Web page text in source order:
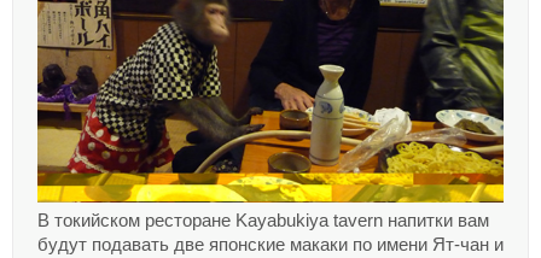
В токийском ресторане Kayabukiya tavern напитки вам
будут подавать две японские макаки по имени Ят-чан и